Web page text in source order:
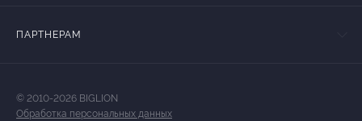
ПАРТНЕРАМ
© 2010-2026 BIGLION
Обработка персональных данных